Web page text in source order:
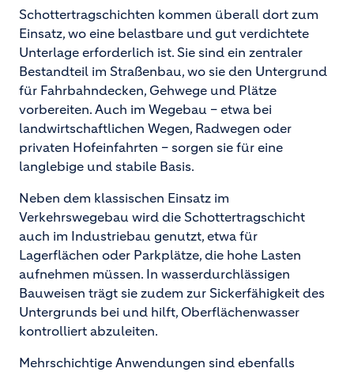
Schottertragschichten kommen überall dort zum
Einsatz, wo eine belastbare und gut verdichtete
Unterlage erforderlich ist. Sie sind ein zentraler
Bestandteil im Straßenbau, wo sie den Untergrund
für Fahrbahndecken, Gehwege und Plätze
vorbereiten. Auch im Wegebau – etwa bei
landwirtschaftlichen Wegen, Radwegen oder
privaten Hofeinfahrten – sorgen sie für eine
langlebige und stabile Basis.
Neben dem klassischen Einsatz im
Verkehrswegebau wird die Schottertragschicht
auch im Industriebau genutzt, etwa für
Lagerflächen oder Parkplätze, die hohe Lasten
aufnehmen müssen. In wasserdurchlässigen
Bauweisen trägt sie zudem zur Sickerfähigkeit des
Untergrunds bei und hilft, Oberflächenwasser
kontrolliert abzuleiten.
Mehrschichtige Anwendungen sind ebenfalls